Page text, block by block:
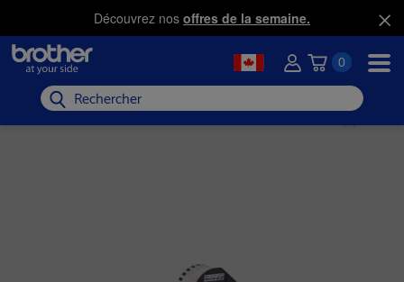
Découvrez nos offres de la semaine.
0
Rechercher